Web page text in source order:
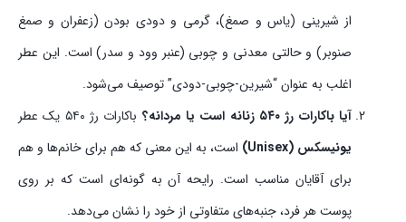
از شیرینی (یاس و صمغ)، گرمی و دودی بودن (زعفران و صمغ
صنوبر) و حالتی معدنی و چوبی (عنبر وود و سدر) است. این عطر
اغلب به عنوان “شیرین-چوبی-دودی” توصیف می‌شود.
آیا باکارات رژ ۵۴۰ زنانه است یا مردانه؟
باکارات رژ ۵۴۰ یک عطر
یونیسکس (Unisex)
است، به این معنی که هم برای خانم‌ها و هم
برای آقایان مناسب است. رایحه آن به گونه‌ای است که بر روی
پوست هر فرد، جنبه‌های متفاوتی از خود را نشان می‌دهد.